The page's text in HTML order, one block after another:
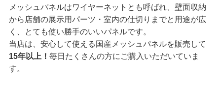
メッシュパネルはワイヤーネットとも呼ばれ、壁面収納
から店舗の展示用パーツ・室内の仕切りまでと用途が広
く、とても使い勝手のいいパネルです。
当店は、安心して使える国産メッシュパネルを販売して
15年以上！ 毎日たくさんの方にご購入いただいていま
す。